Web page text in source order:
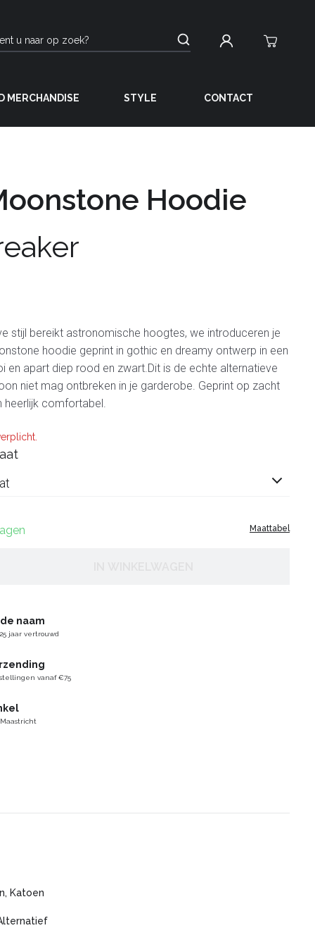
MERCHANDISE STYLE CONTACT
Hoodie
stijl bereikt astronomische hoogtes, we introduceren je
hoodie geprint in gothic en dreamy ontwerp in een
en apart diep rood en zwart.Dit is de echte alternatieve
niet mag ontbreken in je garderobe. Geprint op zacht
heerlijk comfortabel.
Maattabel
naam
jaar vertrouwd
vanaf €75
Katoen